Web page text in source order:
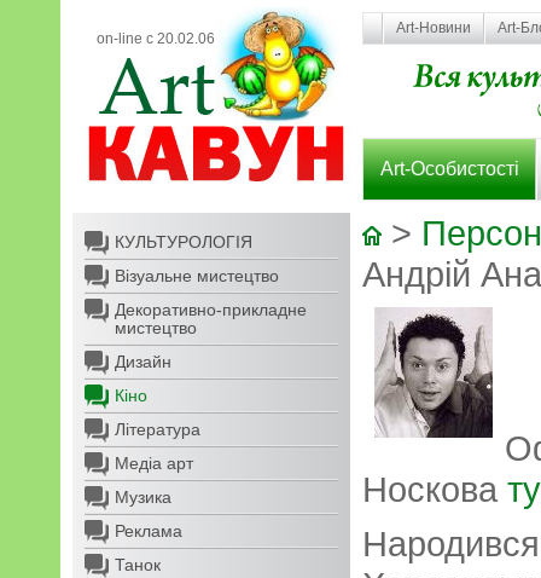
on-line с 20.02.06
Art-Новини Art-
Art-Особистості
КУЛЬТУРОЛОГІЯ
Візуальне мистецтво
Декоративно-прикладне
мистецтво
Дизайн
Кіно
Література
Медіа арт
Музика
Реклама
Танок
>
Андрій
Носкова